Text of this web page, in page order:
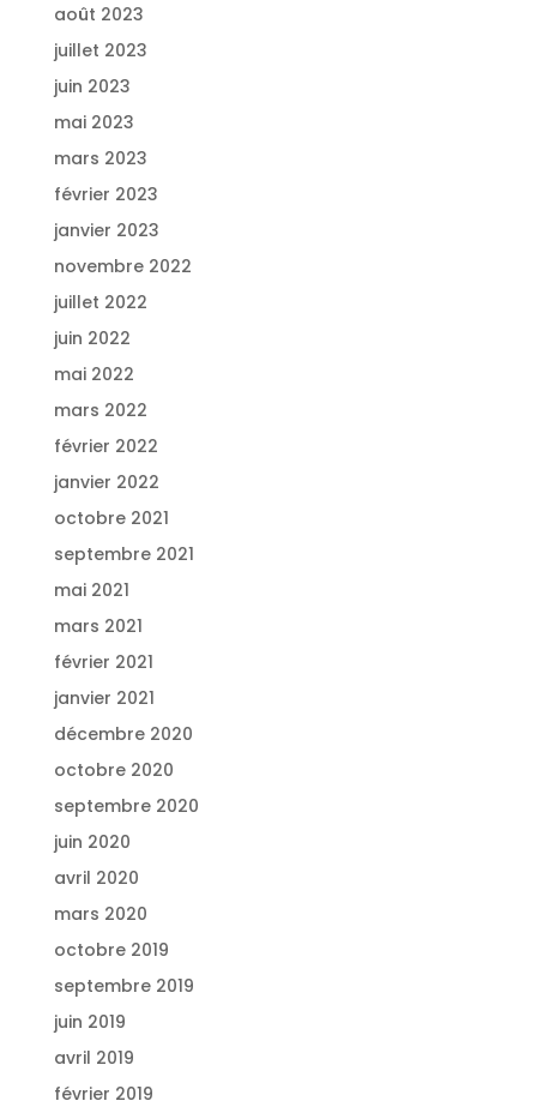
août 2023
juillet 2023
juin 2023
mai 2023
mars 2023
février 2023
janvier 2023
novembre 2022
juillet 2022
juin 2022
mai 2022
mars 2022
février 2022
janvier 2022
octobre 2021
septembre 2021
mai 2021
mars 2021
février 2021
janvier 2021
décembre 2020
octobre 2020
septembre 2020
juin 2020
avril 2020
mars 2020
octobre 2019
septembre 2019
juin 2019
avril 2019
février 2019